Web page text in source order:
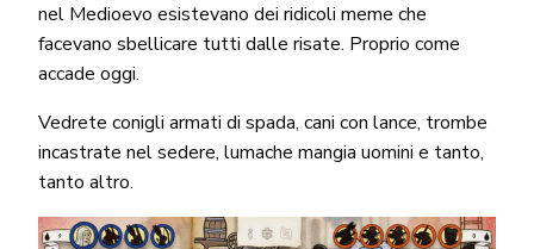
nel Medioevo esistevano dei ridicoli meme che
facevano sbellicare tutti dalle risate. Proprio come
accade oggi.
Vedrete conigli armati di spada, cani con lance, trombe
incastrate nel sedere, lumache mangia uomini e tanto,
tanto altro.